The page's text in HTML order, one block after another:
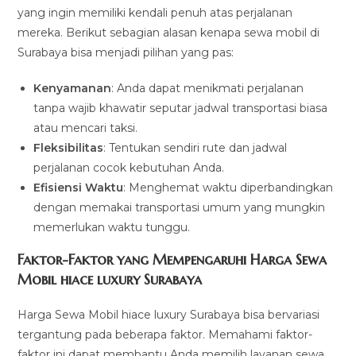
yang ingin memiliki kendali penuh atas perjalanan
mereka. Berikut sebagian alasan kenapa sewa mobil di
Surabaya bisa menjadi pilihan yang pas:
Kenyamanan: Anda dapat menikmati perjalanan
tanpa wajib khawatir seputar jadwal transportasi biasa
atau mencari taksi.
Fleksibilitas: Tentukan sendiri rute dan jadwal
perjalanan cocok kebutuhan Anda.
Efisiensi Waktu: Menghemat waktu diperbandingkan
dengan memakai transportasi umum yang mungkin
memerlukan waktu tunggu.
Faktor-Faktor yang Mempengaruhi Harga Sewa
Mobil hiace luxury Surabaya
Harga Sewa Mobil hiace luxury Surabaya bisa bervariasi
tergantung pada beberapa faktor. Memahami faktor-